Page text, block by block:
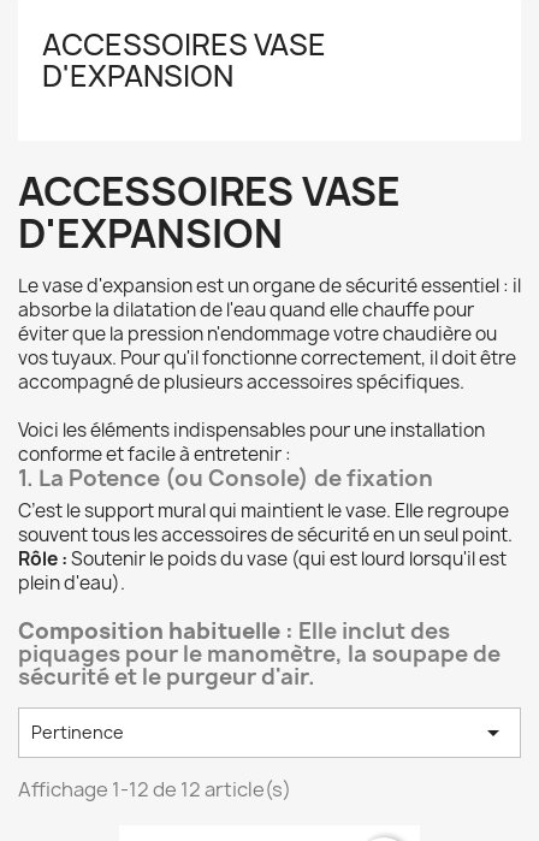
ACCESSOIRES VASE
D'EXPANSION
ACCESSOIRES VASE
D'EXPANSION
Le vase d'expansion est un organe de sécurité essentiel : il
absorbe la dilatation de l'eau quand elle chauffe pour
éviter que la pression n'endommage votre chaudière ou
vos tuyaux. Pour qu'il fonctionne correctement, il doit être
accompagné de plusieurs accessoires spécifiques.
Voici les éléments indispensables pour une installation
conforme et facile à entretenir :
1. La Potence (ou Console) de fixation
C’est le support mural qui maintient le vase. Elle regroupe
souvent tous les accessoires de sécurité en un seul point.
Rôle :Soutenir le poids du vase (qui est lourd lorsqu'il est
plein d'eau).
Composition habituelle : Elle inclut des
piquages pour le manomètre, la soupape de
sécurité et le purgeur d'air.
Pertinence 
Affichage 1-12 de 12 article(s)